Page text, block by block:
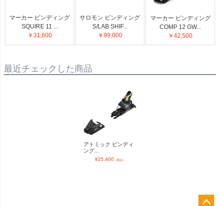
マーカー ビンディング
SQUIRE 11 ...
￥31,600
サロモン ビンディング
S/LAB SHIF...
￥99,000
マーカー ビンディング
COMP 12 GW...
￥42,500
最近チェックした商品
アトミック ビンディ
ング...
¥25,400（税込）